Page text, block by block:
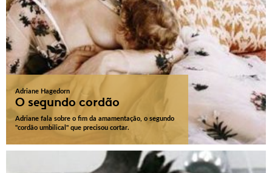
Adriane Hagedorn
O segundo cordão
Adriane fala sobre o fim da amamentação, o segundo
"cordão umbilical" que precisou cortar.